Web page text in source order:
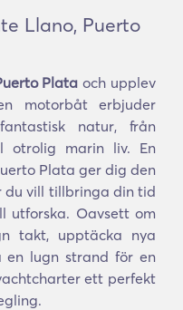
Llano, Puerto
Plata och upplev
motorbåt erbjuder
natur, från
otrolig marin liv. En
Plata ger dig den
vill tillbringa din tid
utforska. Oavsett om
takt, upptäcka nya
en lugn strand för en
ett perfekt